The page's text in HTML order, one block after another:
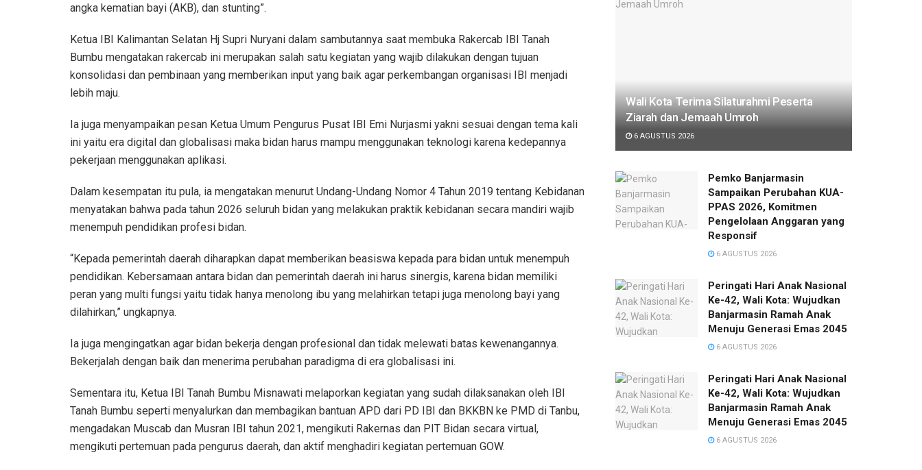
angka kematian bayi (AKB), dan stunting”.
Ketua IBI Kalimantan Selatan Hj Supri Nuryani dalam sambutannya saat membuka Rakercab IBI Tanah
Bumbu mengatakan rakercab ini merupakan salah satu kegiatan yang wajib dilakukan dengan tujuan
konsolidasi dan pembinaan yang memberikan input yang baik agar perkembangan organisasi IBI menjadi
lebih maju.
Ia juga menyampaikan pesan Ketua Umum Pengurus Pusat IBI Emi Nurjasmi yakni sesuai dengan tema kali
ini yaitu era digital dan globalisasi maka bidan harus mampu menggunakan teknologi karena kedepannya
pekerjaan menggunakan aplikasi.
Dalam kesempatan itu pula, ia mengatakan menurut Undang-Undang Nomor 4 Tahun 2019 tentang Kebidanan
menyatakan bahwa pada tahun 2026 seluruh bidan yang melakukan praktik kebidanan secara mandiri wajib
menempuh pendidikan profesi bidan.
“Kepada pemerintah daerah diharapkan dapat memberikan beasiswa kepada para bidan untuk menempuh
pendidikan. Kebersamaan antara bidan dan pemerintah daerah ini harus sinergis, karena bidan memiliki
peran yang multi fungsi yaitu tidak hanya menolong ibu yang melahirkan tetapi juga menolong bayi yang
dilahirkan,” ungkapnya.
Ia juga mengingatkan agar bidan bekerja dengan profesional dan tidak melewati batas kewenangannya.
Bekerjalah dengan baik dan menerima perubahan paradigma di era globalisasi ini.
Sementara itu, Ketua IBI Tanah Bumbu Misnawati melaporkan kegiatan yang sudah dilaksanakan oleh IBI
Tanah Bumbu seperti menyalurkan dan membagikan bantuan APD dari PD IBI dan BKKBN ke PMD di Tanbu,
mengadakan Muscab dan Musran IBI tahun 2021, mengikuti Rakernas dan PIT Bidan secara virtual,
mengikuti pertemuan pada pengurus daerah, dan aktif menghadiri kegiatan pertemuan GOW.
Wali Kota Terima Silaturahmi Peserta
Ziarah dan Jemaah Umroh
6 AGUSTUS 2026
Pemko Banjarmasin
Sampaikan Perubahan KUA-
PPAS 2026, Komitmen
Pengelolaan Anggaran yang
Responsif
6 AGUSTUS 2026
Peringati Hari Anak Nasional
Ke-42, Wali Kota: Wujudkan
Banjarmasin Ramah Anak
Menuju Generasi Emas 2045
6 AGUSTUS 2026
Peringati Hari Anak Nasional
Ke-42, Wali Kota: Wujudkan
Banjarmasin Ramah Anak
Menuju Generasi Emas 2045
6 AGUSTUS 2026